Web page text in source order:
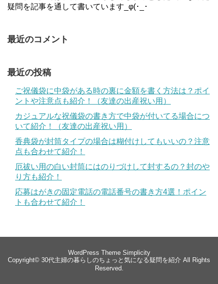
疑問を記事を通して書いています_φ(･_･
最近のコメント
最近の投稿
ご祝儀袋に中袋がある時の裏に金額を書く方法は？ポイ
ントや注意点も紹介！（友達の出産祝い用）
カジュアルな祝儀袋の書き方で中袋が付いてる場合につ
いて紹介！（友達の出産祝い用）
香典袋が封筒タイプの場合は糊付けしてもいいの？注意
点も合わせて紹介！
厄祓い用の白い封筒にはのりづけして封するの？封のや
り方も紹介！
応募はがきの固定電話の電話番号の書き方4選！ポイン
トも合わせて紹介！
WordPress Theme Simplicity
Copyright© 30代主婦の暮らしのちょっと気になる疑問を紹介 All Rights
Reserved.